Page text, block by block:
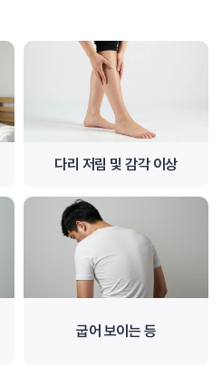
다리 저림 및 감각 이상
굽어 보이는 등